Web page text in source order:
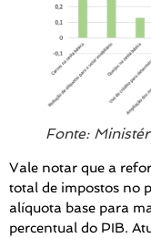
Fonte:
Vale notar que a
total de impostos no
alíquota base para
percentual do PIB.